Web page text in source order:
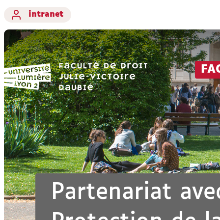
intranet
Partenariat